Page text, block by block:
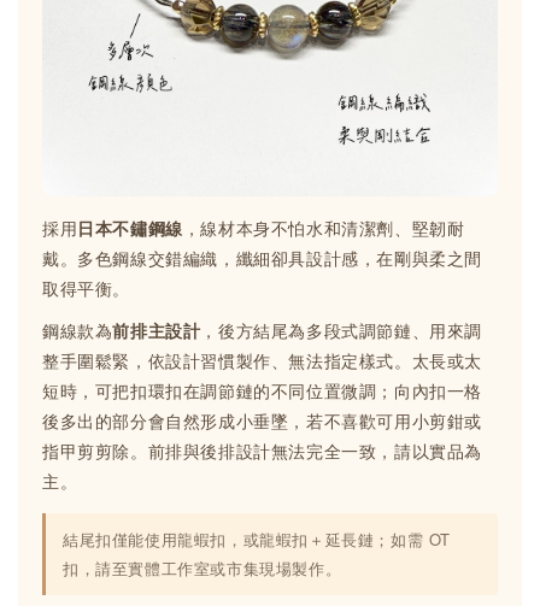
採用日本不鏽鋼線 ，線材本身不怕水和清潔劑、堅韌耐
戴。多色鋼線交錯編織，纖細卻具設計感，在剛與柔之間
取得平衡。
鋼線款為前排主設計 ，後方結尾為多段式調節鏈、用來調
整手圍鬆緊，依設計習慣製作、無法指定樣式。太長或太
短時，可把扣環扣在調節鏈的不同位置微調；向內扣一格
後多出的部分會自然形成小垂墜，若不喜歡可用小剪鉗或
指甲剪剪除。前排與後排設計無法完全一致，請以實品為
主。
結尾扣僅能使用龍蝦扣，或龍蝦扣＋延長鏈；如需 OT
扣，請至實體工作室或市集現場製作。